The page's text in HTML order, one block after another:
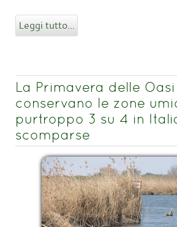
Leggi tutto...
La Primavera delle
conservano le zone
purtroppo 3 su 4 in
scomparse